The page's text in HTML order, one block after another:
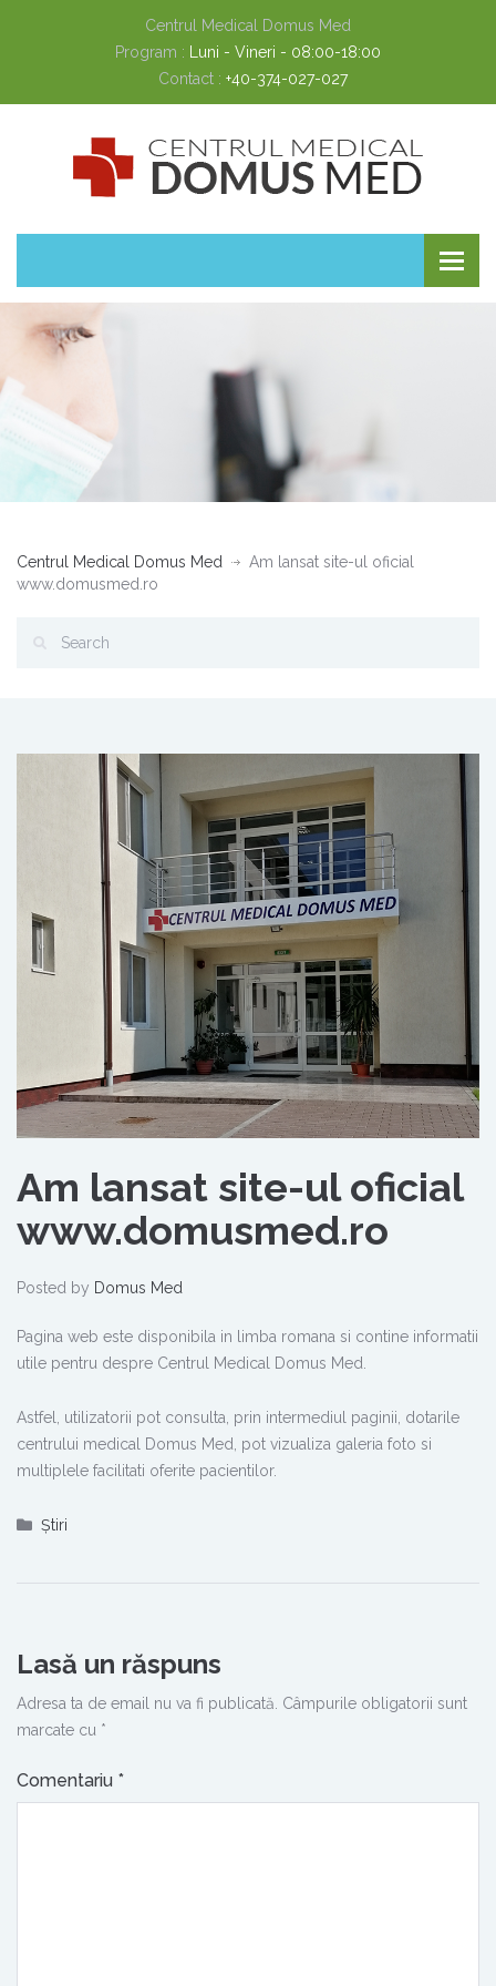
Centrul Medical Domus Med
Program :
Luni - Vineri - 08:00-18:00
Contact : +40-374-027-027
Centrul Medical Domus Med
Am lansat site-ul oficial
www.domusmed.ro
Am lansat site-ul oficial
www.domusmed.ro
Posted by Domus Med
Pagina web este disponibila in limba romana si contine informatii
utile pentru despre Centrul Medical Domus Med.
Astfel, utilizatorii pot consulta, prin intermediul paginii, dotarile
centrului medical Domus Med, pot vizualiza galeria foto si
multiplele facilitati oferite pacientilor.
Știri
Lasă un răspuns
Adresa ta de email nu va fi publicată. Câmpurile obligatorii sunt
marcate cu *
Comentariu *